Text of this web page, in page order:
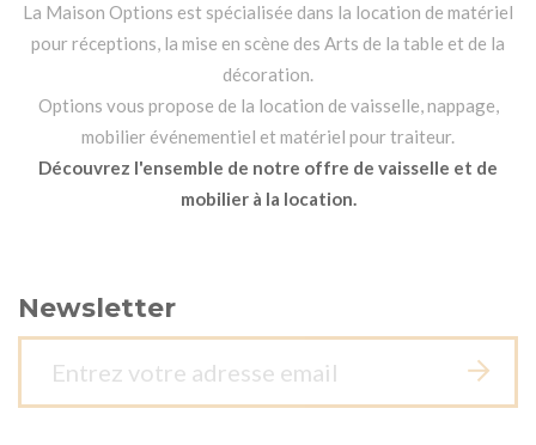
La Maison Options est spécialisée dans la location de matériel
pour réceptions, la mise en scène des Arts de la table et de la
décoration.
Options vous propose de la location de vaisselle, nappage,
mobilier événementiel et matériel pour traiteur.
Découvrez l'ensemble de notre offre de vaisselle et de
mobilier à la location.
Newsletter